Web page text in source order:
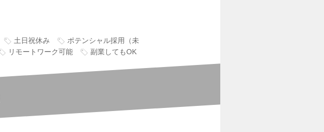
土日祝休み
ポテンシャル採用（未
リモートワーク可能 副業してもOK